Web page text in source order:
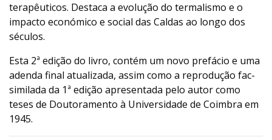
terapêuticos. Destaca a evolução do termalismo e o
impacto económico e social das Caldas ao longo dos
séculos.
Esta 2ª edição do livro, contém um novo prefácio e uma
adenda final atualizada, assim como a reprodução fac-
similada da 1ª edição apresentada pelo autor como
teses de Doutoramento à Universidade de Coimbra em
1945.